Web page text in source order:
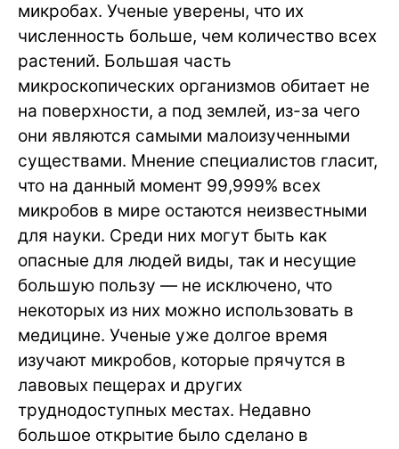
микробах. Ученые уверены, что их
численность больше, чем количество всех
растений. Большая часть
микроскопических организмов обитает не
на поверхности, а под землей, из-за чего
они являются самыми малоизученными
существами. Мнение специалистов гласит,
что на данный момент 99,999% всех
микробов в мире остаются неизвестными
для науки. Среди них могут быть как
опасные для людей виды, так и несущие
большую пользу — не исключено, что
некоторых из них можно использовать в
медицине. Ученые уже долгое время
изучают микробов, которые прячутся в
лавовых пещерах и других
труднодоступных местах. Недавно
большое открытие было сделано в